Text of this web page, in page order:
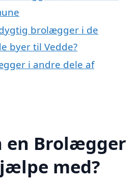
brolægger i de
byer til Vedde?
i andre dele af
en Brolægger
med?